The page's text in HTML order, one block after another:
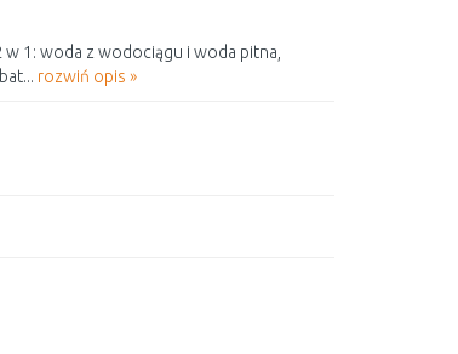
w 1: woda z wodociągu i woda pitna,
rozwiń opis »